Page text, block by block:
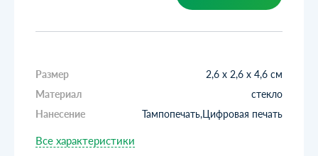
Размер
2,6 х 2,6 х 4,6 см
Материал
стекло
Нанесение
Тампопечать,Цифровая печать
Все характеристики